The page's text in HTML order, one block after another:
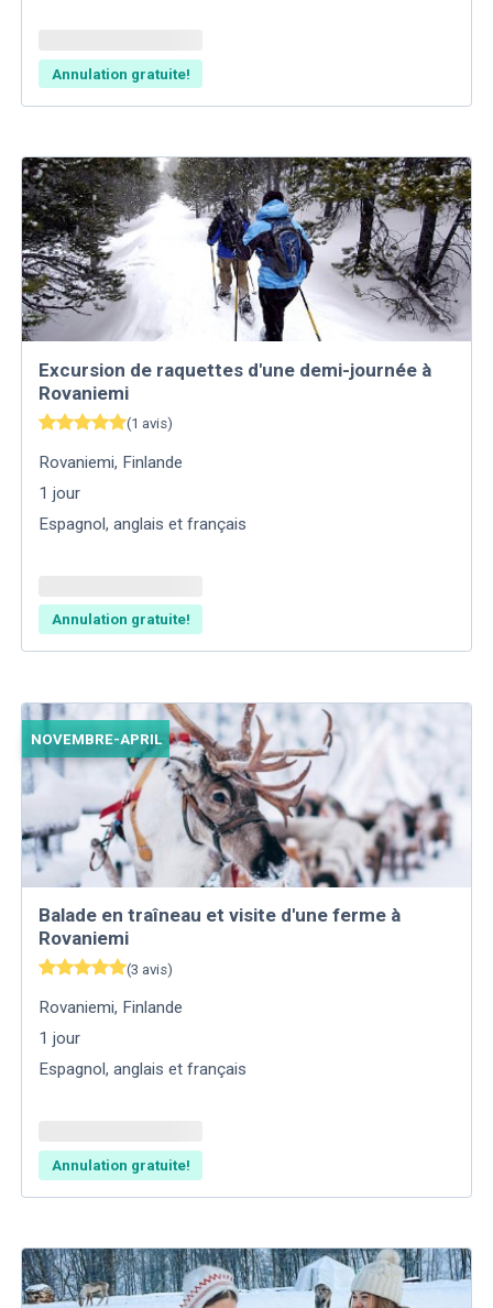
Annulation gratuite!
Excursion de raquettes d'une demi-journée à
Rovaniemi
(1 avis)
Rovaniemi, Finlande
1 jour
Espagnol, anglais et français
Annulation gratuite!
NOVEMBRE-APRIL
Balade en traîneau et visite d'une ferme à
Rovaniemi
(3 avis)
Rovaniemi, Finlande
1 jour
Espagnol, anglais et français
Annulation gratuite!